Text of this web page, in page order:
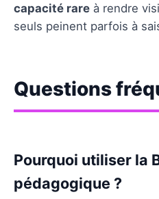
capacité rare à rendre
seuls peinent parfois à
Questions
Pourquoi utiliser la
pédagogique ?